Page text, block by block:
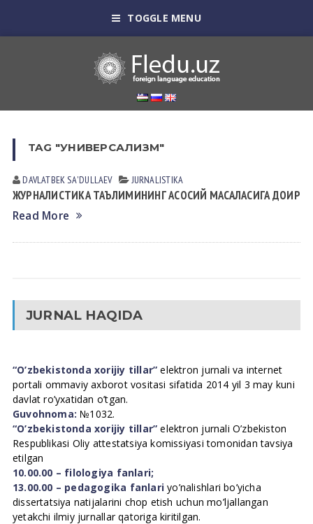
TOGGLE MENU
TAG "УНИВЕРСАЛИЗМ"
DAVLATBEK SА'DULLАEV JURNALISTIKA
ЖУРНАЛИСТИКА ТАЪЛИМИНИНГ АСОСИЙ МАСАЛАСИГА ДОИР
Read More
JURNAL HAQIDA
“O’zbekistonda xorijiy tillar” elektron jurnali va internet
portali ommaviy axborot vositasi sifatida 2014 yil 3 may kuni
davlat ro’yxatidan o’tgan.
Guvohnoma: №1032.
“O’zbekistonda xorijiy tillar” elektron jurnali O’zbekiston
Respublikasi Oliy attestatsiya komissiyasi tomonidan tavsiya
etilgan
10.00.00 – filologiya fanlari;
13.00.00 – pedagogika fanlari yo’nalishlari bo’yicha
dissertatsiya natijalarini chop etish uchun mo’ljallangan
yetakchi ilmiy jurnallar qatoriga kiritilgan.